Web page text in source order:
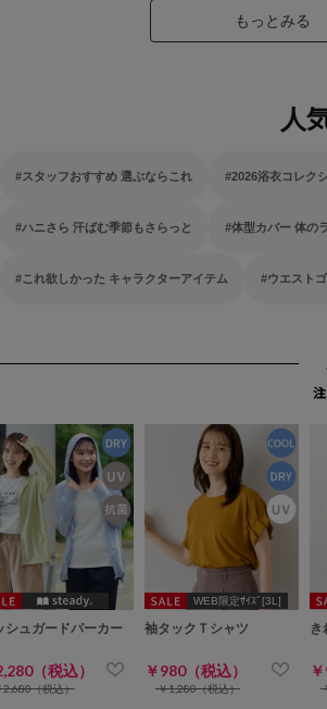
もっとみる
人
スタッフおすすめ 選ぶならこれ 2026浴衣コレク
ハニさら 汗ばむ季節もさらっと 体型カバー 体の
これ欲しかった キャラクターアイテム ウエスト
シュガードパーカー
（税込）
2,680（税込）
WEB限定ｻｲｽﾞ[3L]
袖タックＴシャツ
￥980（税込）
￥1,280（税込）
き